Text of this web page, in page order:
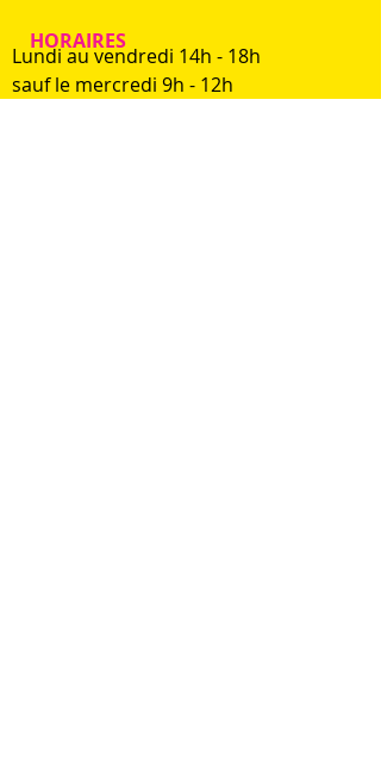
HORAIRES
Lundi au vendredi 14h - 18h
sauf le mercredi 9h - 12h